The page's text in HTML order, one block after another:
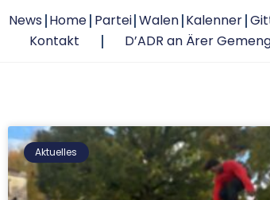
News Home Partei Walen Kalenner
Kontakt
D’ADR an Ärer
Aktuelles